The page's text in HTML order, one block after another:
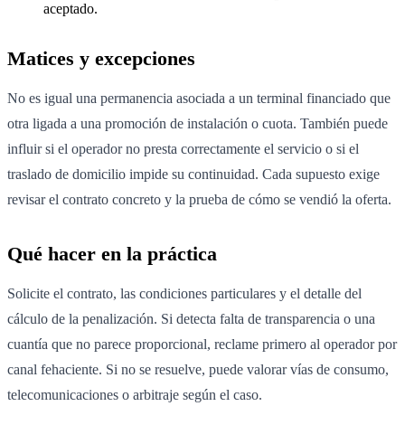
aceptado.
Matices y excepciones
No es igual una permanencia asociada a un terminal financiado que
otra ligada a una promoción de instalación o cuota. También puede
influir si el operador no presta correctamente el servicio o si el
traslado de domicilio impide su continuidad. Cada supuesto exige
revisar el contrato concreto y la prueba de cómo se vendió la oferta.
Qué hacer en la práctica
Solicite el contrato, las condiciones particulares y el detalle del
cálculo de la penalización. Si detecta falta de transparencia o una
cuantía que no parece proporcional, reclame primero al operador por
canal fehaciente. Si no se resuelve, puede valorar vías de consumo,
telecomunicaciones o arbitraje según el caso.